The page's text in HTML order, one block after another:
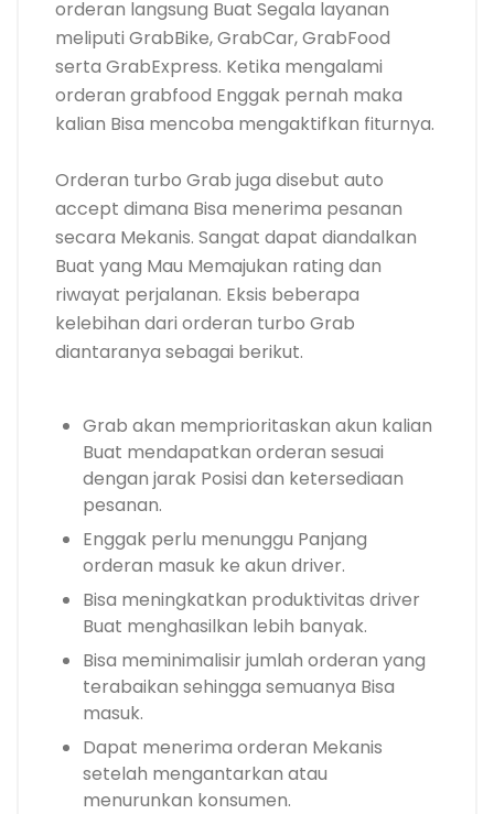
orderan langsung Buat Segala layanan
meliputi GrabBike, GrabCar, GrabFood
serta GrabExpress. Ketika mengalami
orderan grabfood Enggak pernah maka
kalian Bisa mencoba mengaktifkan fiturnya.
Orderan turbo Grab juga disebut auto
accept dimana Bisa menerima pesanan
secara Mekanis. Sangat dapat diandalkan
Buat yang Mau Memajukan rating dan
riwayat perjalanan. Eksis beberapa
kelebihan dari orderan turbo Grab
diantaranya sebagai berikut.
Grab akan memprioritaskan akun kalian
Buat mendapatkan orderan sesuai
dengan jarak Posisi dan ketersediaan
pesanan.
Enggak perlu menunggu Panjang
orderan masuk ke akun driver.
Bisa meningkatkan produktivitas driver
Buat menghasilkan lebih banyak.
Bisa meminimalisir jumlah orderan yang
terabaikan sehingga semuanya Bisa
masuk.
Dapat menerima orderan Mekanis
setelah mengantarkan atau
menurunkan konsumen.